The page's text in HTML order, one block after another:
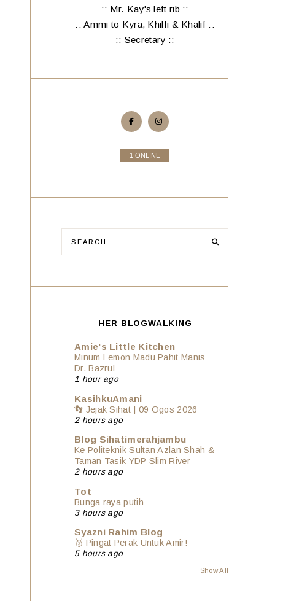
:: Mr. Kay's left rib ::
:: Ammi to Kyra, Khilfi & Khalif ::
:: Secretary ::
1 ONLINE
HER BLOGWALKING
Amie's Little Kitchen
Minum Lemon Madu Pahit Manis
Dr. Bazrul
1 hour ago
KasihkuAmani
👣 Jejak Sihat | 09 Ogos 2026
2 hours ago
Blog Sihatimerahjambu
Ke Politeknik Sultan Azlan Shah &
Taman Tasik YDP Slim River
2 hours ago
Tot
Bunga raya putih
3 hours ago
Syazni Rahim Blog
🥈 Pingat Perak Untuk Amir!
5 hours ago
Show All